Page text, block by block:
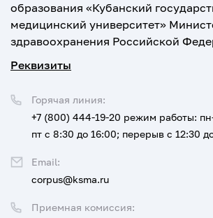
образования «Кубанский
медицинский университет»
здравоохранения Российской
Реквизиты
Приемная комиссия:
Горячая линия:
+7 (800) 444-19-20 режим работы:
пт с 8:30 до 16:00; перерыв с 12:30
Email:
corpus@ksma.ru